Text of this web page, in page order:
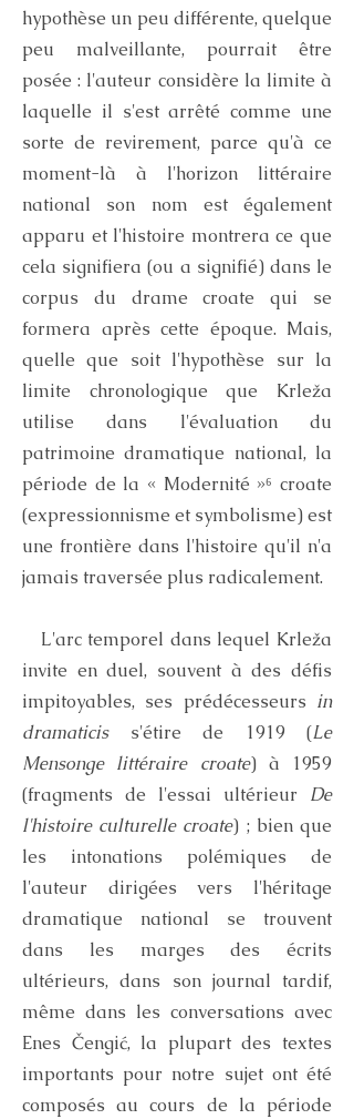
hypothèse un peu différente, quelque
peu malveillante, pourrait être
posée : l'auteur considère la limite à
laquelle il s'est arrêté comme une
sorte de revirement, parce qu'à ce
moment-là à l'horizon littéraire
national son nom est également
apparu et l'histoire montrera ce que
cela signifiera (ou a signifié) dans le
corpus du drame croate qui se
formera après cette époque. Mais,
quelle que soit l'hypothèse sur la
limite chronologique que Krleža
utilise dans l'évaluation du
patrimoine dramatique national, la
période de la « Modernité »⁶ croate
(expressionnisme et symbolisme) est
une frontière dans l'histoire qu'il n'a
jamais traversée plus radicalement.
L'arc temporel dans lequel Krleža
invite en duel, souvent à des défis
impitoyables, ses prédécesseurs in
dramaticiss'étire de 1919 (Le
Mensonge littéraire croate) à 1959
(fragments de l'essai ultérieur De
l'histoire culturelle croate) ; bien que
les intonations polémiques de
l'auteur dirigées vers l'héritage
dramatique national se trouvent
dans les marges des écrits
ultérieurs, dans son journal tardif,
même dans les conversations avec
Enes Čengić, la plupart des textes
importants pour notre sujet ont été
composés au cours de la période